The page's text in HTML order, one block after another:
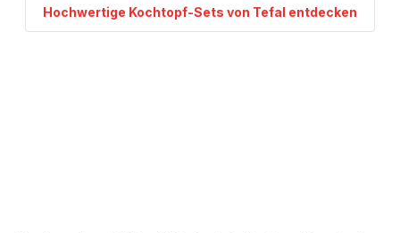
Hochwertige Kochtopf-Sets von Tefal entdecken